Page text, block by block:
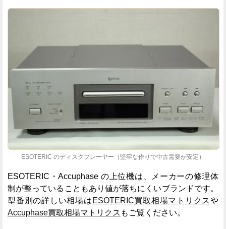
ESOTERIC のディスクプレーヤー（堅牢な作りで中古需要が安定）
ESOTERIC・Accuphase の上位機は、メーカーの修理体
制が整っていることもあり値が落ちにくいブランドです。
型番別の詳しい相場は ESOTERIC買取相場マトリクスや
Accuphase買取相場マトリクス もご覧ください。